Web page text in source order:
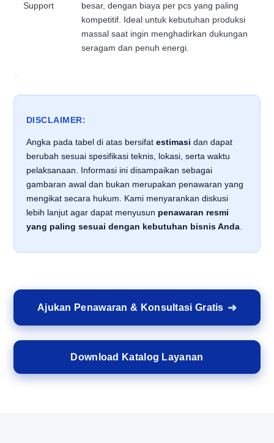
Support
besar, dengan biaya per pcs yang paling
kompetitif. Ideal untuk kebutuhan produksi
massal saat ingin menghadirkan dukungan
seragam dan penuh energi.
DISCLAIMER:
Angka pada tabel di atas bersifat estimasi dan dapat
berubah sesuai spesifikasi teknis, lokasi, serta waktu
pelaksanaan. Informasi ini disampaikan sebagai
gambaran awal dan bukan merupakan penawaran yang
mengikat secara hukum. Kami menyarankan diskusi
lebih lanjut agar dapat menyusun penawaran resmi
yang paling sesuai dengan kebutuhan bisnis Anda.
Ajukan Penawaran & Konsultasi Gratis
Download Katalog Layanan